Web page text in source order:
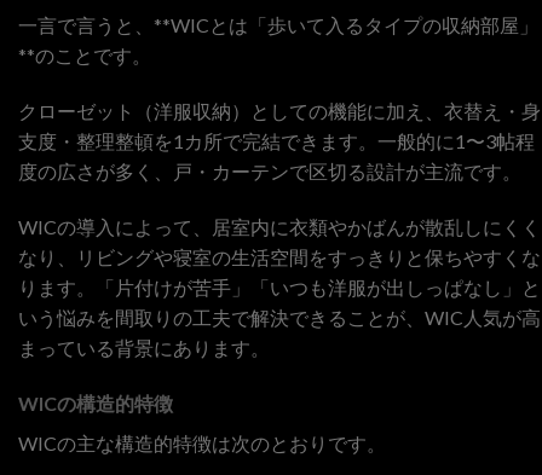
一言で言うと、**WICとは「歩いて入るタイプの収納部屋」
**のことです。
クローゼット（洋服収納）としての機能に加え、衣替え・身
支度・整理整頓を1カ所で完結できます。一般的に1〜3帖程
度の広さが多く、戸・カーテンで区切る設計が主流です。
WICの導入によって、居室内に衣類やかばんが散乱しにくく
なり、リビングや寝室の生活空間をすっきりと保ちやすくな
ります。「片付けが苦手」「いつも洋服が出しっぱなし」と
いう悩みを間取りの工夫で解決できることが、WIC人気が高
まっている背景にあります。
WICの構造的特徴
WICの主な構造的特徴は次のとおりです。